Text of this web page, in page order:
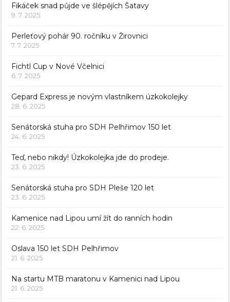
Fikáček snad půjde ve šlépějích Šatavy
9. 7. 2025
Perleťový pohár 90. ročníku v Žirovnici
7. 7. 2025
Fichtl Cup v Nové Včelnici
6. 7. 2025
Gepard Express je novým vlastníkem úzkokolejky
28. 6. 2025
Senátorská stuha pro SDH Pelhřimov 150 let
24. 6. 2025
Teď, nebo nikdy! Úzkokolejka jde do prodeje.
23. 6. 2025
Senátorská stuha pro SDH Pleše 120 let
23. 6. 2025
Kamenice nad Lipou umí žít do ranních hodin
22. 6. 2025
Oslava 150 let SDH Pelhřimov
21. 6. 2025
Na startu MTB maratonu v Kamenici nad Lipou
21. 6. 2025